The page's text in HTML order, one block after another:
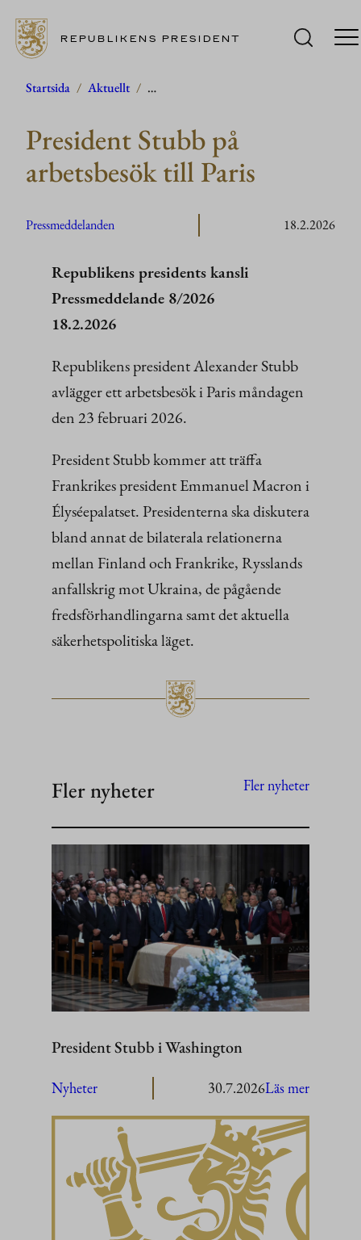
Hoppa
innehåll
REPUBLIKENS PRESIDENT
Startsida / Aktuellt / …
President Stubb på
arbetsbesök till Paris
Pressmeddelanden 18.2.2026
Republikens presidents kansli
Pressmeddelande 8/2026
18.2.2026
Republikens president Alexander Stubb
avlägger ett arbetsbesök i Paris måndagen
den 23 februari 2026.
President Stubb kommer att träffa
Frankrikes president Emmanuel Macron i
Élyséepalatset. Presidenterna ska diskutera
bland annat de bilaterala relationerna
mellan Finland och Frankrike, Rysslands
anfallskrig mot Ukraina, de pågående
fredsförhandlingarna samt det aktuella
säkerhetspolitiska läget.
Fler nyheter Fler nyheter
President Stubb i Washington
Nyheter 30.7.2026Läs mer: